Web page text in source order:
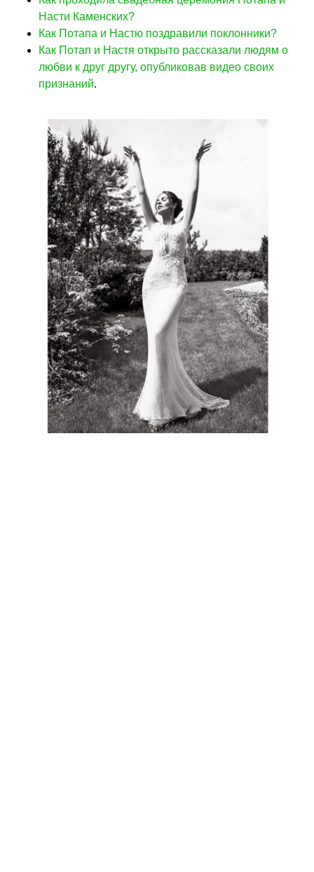
Насти Каменских?
Как Потапа и Настю поздравили поклонники?
Как Потап и Настя открыто рассказали людям о
любви к друг другу, опубликовав видео своих
признаний.